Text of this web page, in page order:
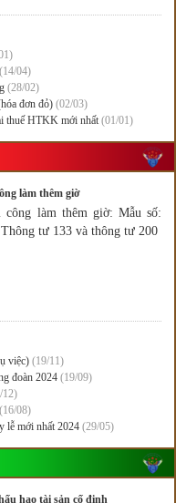
(14/04)
(28/02)
đơn đỏ) (02/03)
thuế HTKK mới nhất (01/01)
làm thêm giờ
công làm thêm giờ: Mẫu số:
tư 133 và thông tư 200
việc) (19/11)
đoàn 2024 (19/09)
12)
(16/08)
lễ mới nhất 2024 (29/05)
hao tài sản cố định